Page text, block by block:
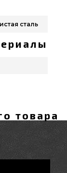
сталь
товара